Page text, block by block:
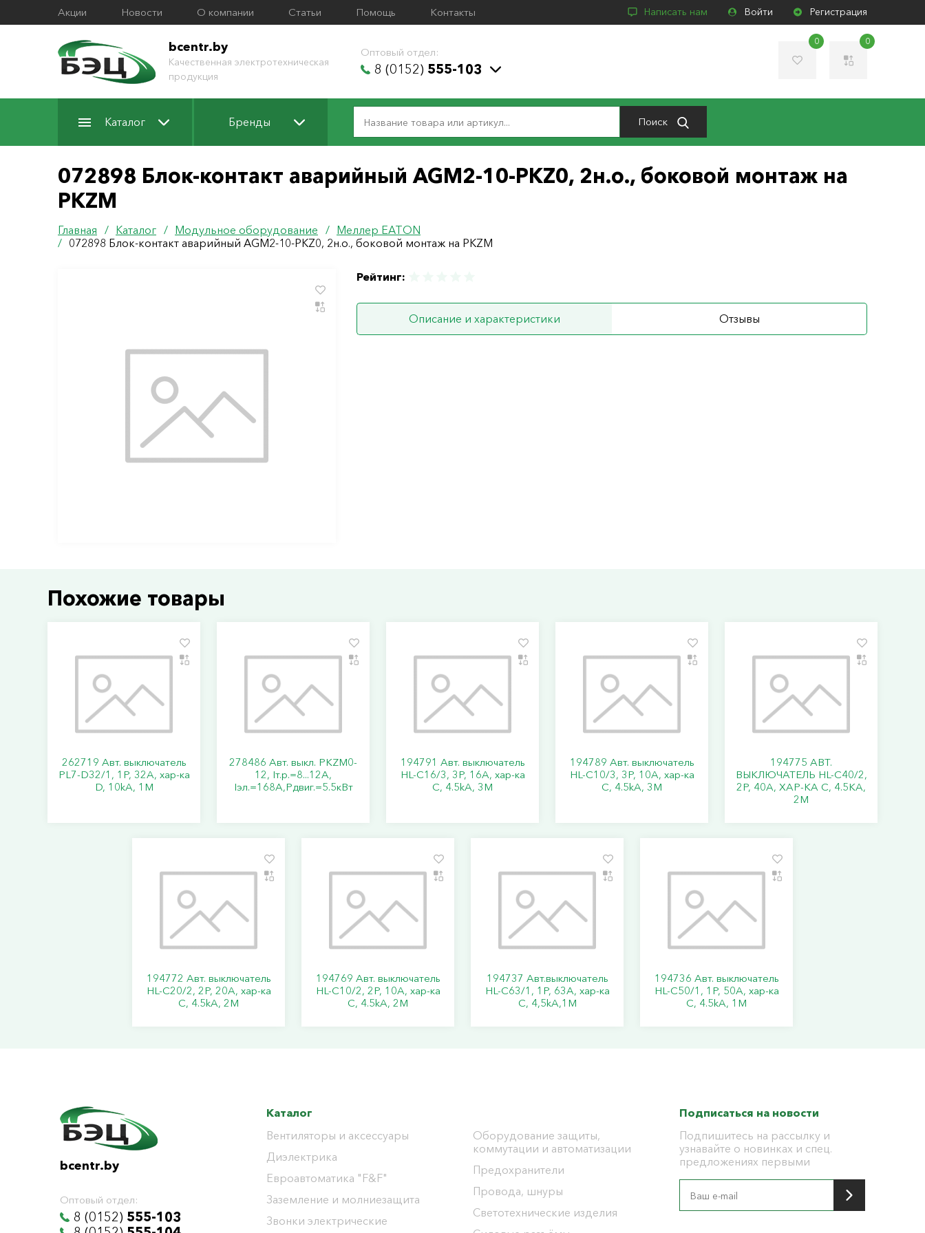
Акции Новости О компании Статьи Помощь Контакты Написать нам Войти Регистрация
bcentr.by
Качественная электротехническая
продукция
Оптовый отдел:
8 (0152) 555-103
0 0
Каталог Бренды Поиск
072898 Блок-контакт аварийный AGM2-10-PKZ0, 2н.о., боковой монтаж на
PKZM
Главная / Каталог / Модульное оборудование / Меллер ЕАТОN
/ 072898 Блок-контакт аварийный AGM2-10-PKZ0, 2н.о., боковой монтаж на PKZM
Рейтинг:
Описание и характеристики Отзывы
Похожие товары
262719 Авт. выключатель
PL7-D32/1, 1P, 32A, хар-ка
D, 10kA, 1M
278486 Авт. выкл. PKZM0-
12, Iт.р.=8...12А,
Iэл.=168А,Pдвиг.=5.5кВт
194791 Авт. выключатель
HL-C16/3, 3P, 16A, хар-ка
C, 4.5kA, 3M
194789 Авт. выключатель
HL-C10/3, 3P, 10A, хар-ка
C, 4.5kA, 3M
194775 АВТ.
ВЫКЛЮЧАТЕЛЬ HL-C40/2,
2P, 40A, ХАР-КА C, 4.5KA,
2M
194772 Авт. выключатель
HL-C20/2, 2P, 20A, хар-ка
C, 4.5kA, 2M
194769 Авт. выключатель
HL-C10/2, 2P, 10A, хар-ка
C, 4.5kA, 2M
194737 Авт.выключатель
HL-C63/1, 1Р, 63А, хар-ка
С, 4,5kA,1M
194736 Авт. выключатель
HL-C50/1, 1P, 50A, хар-ка
C, 4.5kA, 1M
bcentr.by
Оптовый отдел:
8 (0152) 555-103
Каталог
Вентиляторы и аксессуары
Диэлектрика
Евроавтоматика "F&F"
Заземление и молниезащита
Звонки электрические
Оборудование защиты,
коммутации и автоматизации
Предохранители
Провода, шнуры
Светотехнические изделия
Подписаться на новости
Подпишитесь на рассылку и
узнавайте о новинках и спец.
предложениях первыми